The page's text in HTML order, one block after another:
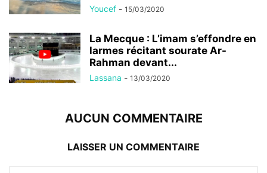
Youcef - 15/03/2020
La Mecque : L’imam s’effondre en
larmes récitant sourate Ar-
Rahman devant...
Lassana - 13/03/2020
AUCUN COMMENTAIRE
LAISSER UN COMMENTAIRE